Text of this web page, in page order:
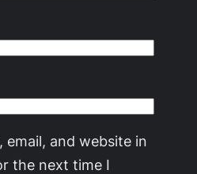
email, and website in
the next time I